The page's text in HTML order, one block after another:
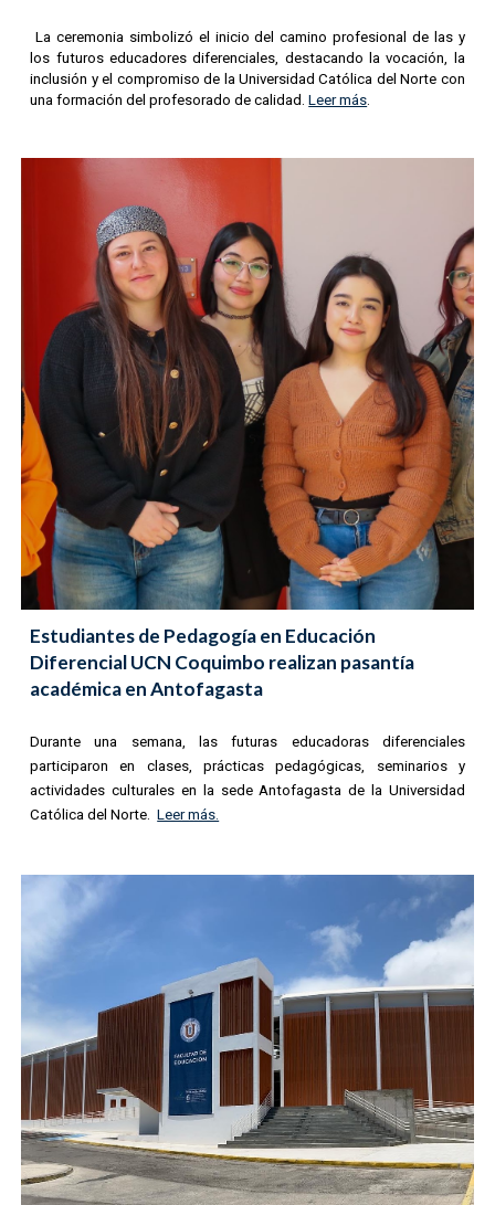
La ceremonia simbolizó el inicio del camino profesional de las y
los futuros educadores diferenciales, destacando la vocación, la
inclusión y el compromiso de la Universidad Católica del Norte con
una formación del profesorado de calidad.Leer más
Estudiantes de Pedagogía en Educación
Diferencial UCN Coquimbo realizan pasantía
académica en Antofagasta
Durante una semana, las futuras educadoras diferenciales
participaron en clases, prácticas pedagógicas, seminarios y
actividades culturales en la sede Antofagasta de la Universidad
Católica del Norte.Leer más.